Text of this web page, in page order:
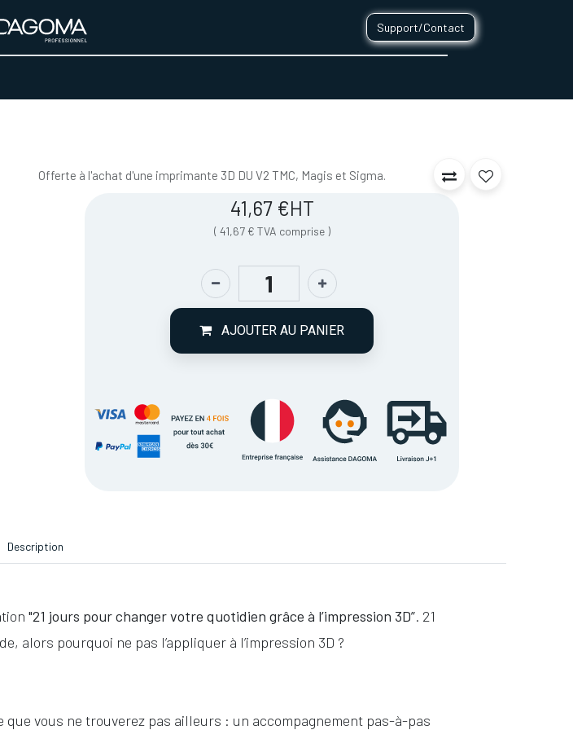
Support/Contact
Offerte à l'achat d'une imprimante 3D DU V2 TMC, Magis et Sigma.
41,67€HT
( 41,67€ TVA comprise )
AJOUTER AU PANIER
Description
"21 jours pour changer votre quotidien grâce à l’impression 3D”. 21
alors pourquoi ne pas l’appliquer à l’impression 3D ?
vous ne trouverez pas ailleurs : un accompagnement pas-à-pas